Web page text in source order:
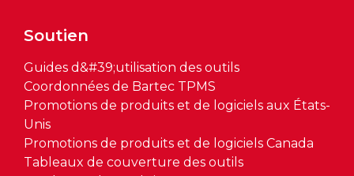
Soutien
Guides d&#39;utilisation des outils
Coordonnées de Bartec TPMS
Promotions de produits et de logiciels aux États-
Unis
Promotions de produits et de logiciels Canada
Tableaux de couverture des outils